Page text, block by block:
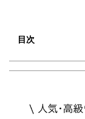
目次